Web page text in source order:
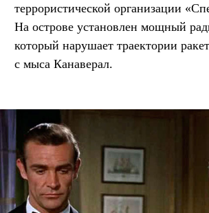
террористической организации
На острове установлен мощный
который нарушает траектории
с мыса Канаверал.